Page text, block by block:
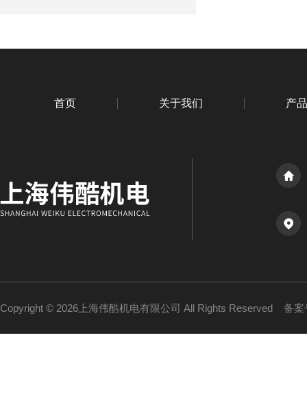
首页 关于我们 产
Copyright © 2026上海伟酷机电有限公司 All Rights Reserved 备案